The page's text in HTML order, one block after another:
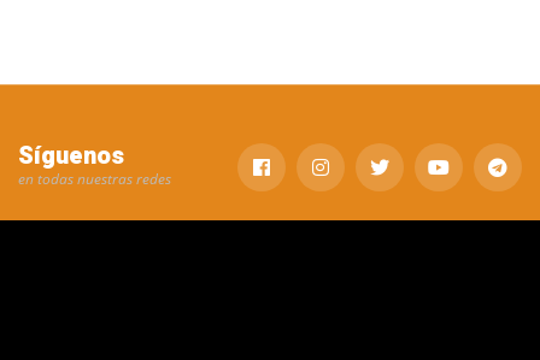
Síguenos
en todas nuestras redes